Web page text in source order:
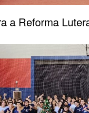
a Reforma